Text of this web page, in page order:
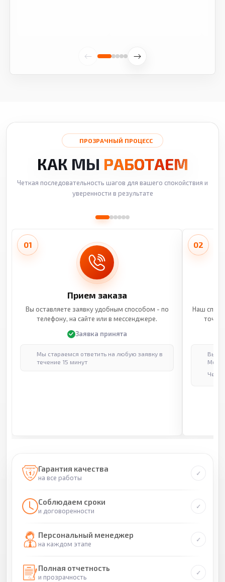
ПРОЗРАЧНЫЙ ПРОЦЕСС
КАК МЫ РАБОТАЕМ
Четкая последовательность шагов для вашего спокойствия и
уверенности в результате
01
Прием заказа
Вы оставляете заявку удобным способом - по
телефону, на сайте или в мессенджере.
Заявка принята
Мы стараемся ответить на любую заявку в
течение 15 минут
02
Наш
Гарантия качества
на все работы
Соблюдаем сроки
и договоренности
Персональный менеджер
на каждом этапе
Полная отчетность
и прозрачность